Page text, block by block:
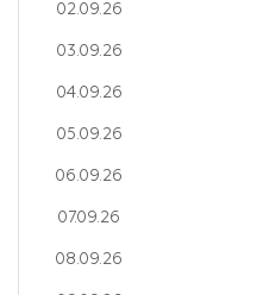
02.09.26
03.09.26
04.09.26
05.09.26
06.09.26
07.09.26
08.09.26